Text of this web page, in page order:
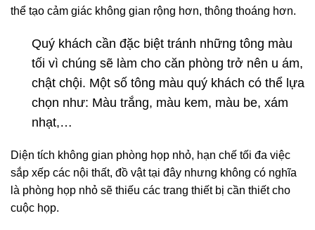
thể tạo cảm giác không gian rộng hơn, thông thoáng hơn.
Quý khách cần đặc biệt tránh những tông màu
tối vì chúng sẽ làm cho căn phòng trở nên u ám,
chật chội. Một số tông màu quý khách có thể lựa
chọn như: Màu trắng, màu kem, màu be, xám
nhạt,…
Diện tích không gian phòng họp nhỏ, hạn chế tối đa việc
sắp xếp các nội thất, đồ vật tại đây nhưng không có nghĩa
là phòng họp nhỏ sẽ thiếu các trang thiết bị cần thiết cho
cuộc họp.